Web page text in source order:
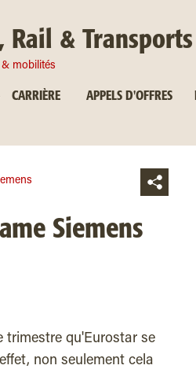
Rail & Transports
& mobilités
CARRIÈRE APPELS D'OFFRES
Siemens
trimestre qu'Eurostar se
non seulement cela